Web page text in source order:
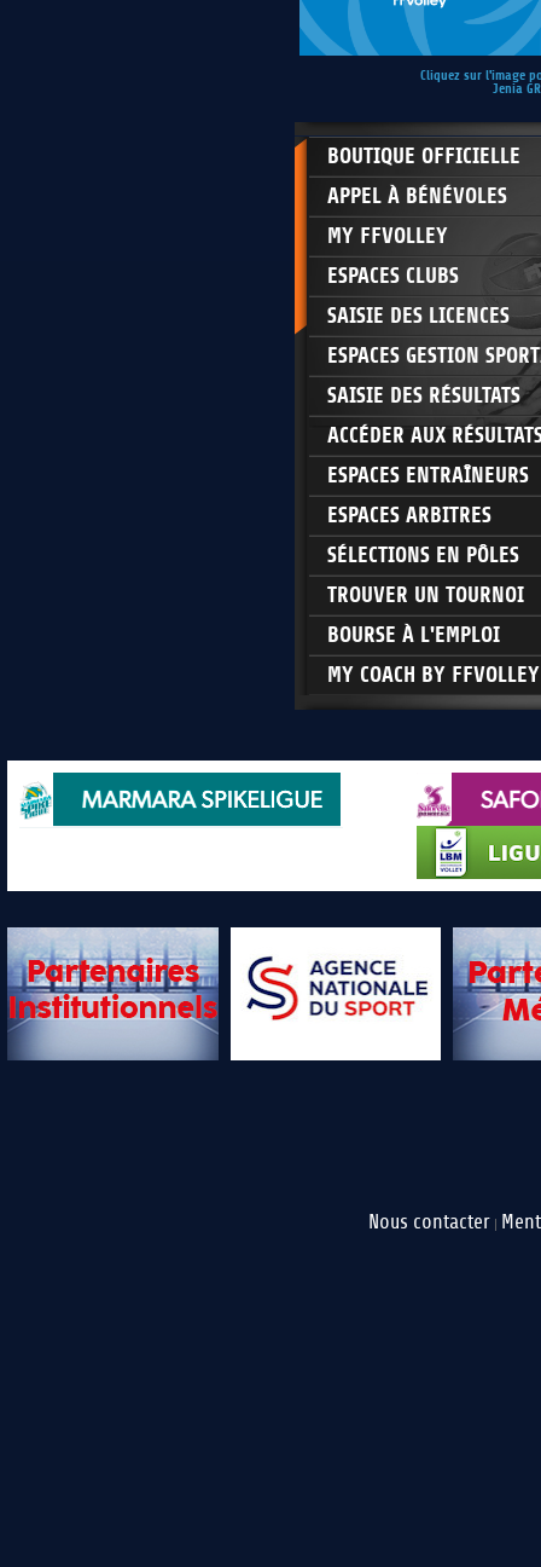
Cliquez sur l'image
Jenia
BOUTIQUE OFFICIELLE
APPEL À BÉNÉVOLES
MY FFVOLLEY
ESPACES CLUBS
SAISIE DES LICENCES
ESPACES GESTION
SAISIE DES RÉSULTATS
ACCÉDER AUX
ESPACES ENTRAÎNEURS
ESPACES ARBITRES
SÉLECTIONS EN PÔLES
TROUVER UN TOURNOI
BOURSE À L'EMPLOI
MY COACH BY FFVOLLEY
Nous contacter |